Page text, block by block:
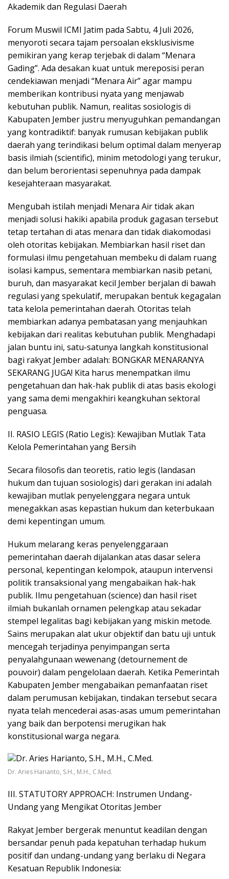
Akademik dan Regulasi Daerah
​Forum Muswil ICMI Jatim pada Sabtu, 4 Juli 2026,
menyoroti secara tajam persoalan eksklusivisme
pemikiran yang kerap terjebak di dalam “Menara
Gading”. Ada desakan kuat untuk mereposisi peran
cendekiawan menjadi “Menara Air” agar mampu
memberikan kontribusi nyata yang menjawab
kebutuhan publik. Namun, realitas sosiologis di
Kabupaten Jember justru menyuguhkan pemandangan
yang kontradiktif: banyak rumusan kebijakan publik
daerah yang terindikasi belum optimal dalam menyerap
basis ilmiah (scientific), minim metodologi yang terukur,
dan belum berorientasi sepenuhnya pada dampak
kesejahteraan masyarakat.
​Mengubah istilah menjadi Menara Air tidak akan
menjadi solusi hakiki apabila produk gagasan tersebut
tetap tertahan di atas menara dan tidak diakomodasi
oleh otoritas kebijakan. Membiarkan hasil riset dan
formulasi ilmu pengetahuan membeku di dalam ruang
isolasi kampus, sementara membiarkan nasib petani,
buruh, dan masyarakat kecil Jember berjalan di bawah
regulasi yang spekulatif, merupakan bentuk kegagalan
tata kelola pemerintahan daerah. Otoritas telah
membiarkan adanya pembatasan yang menjauhkan
kebijakan dari realitas kebutuhan publik. Menghadapi
jalan buntu ini, satu-satunya langkah konstitusional
bagi rakyat Jember adalah: BONGKAR MENARANYA
SEKARANG JUGA! Kita harus menempatkan ilmu
pengetahuan dan hak-hak publik di atas basis ekologi
yang sama demi mengakhiri keangkuhan sektoral
penguasa.
​II. RASIO LEGIS (Ratio Legis): Kewajiban Mutlak Tata
Kelola Pemerintahan yang Bersih
​Secara filosofis dan teoretis, ratio legis (landasan
hukum dan tujuan sosiologis) dari gerakan ini adalah
kewajiban mutlak penyelenggara negara untuk
menegakkan asas kepastian hukum dan keterbukaan
demi kepentingan umum.
​Hukum melarang keras penyelenggaraan
pemerintahan daerah dijalankan atas dasar selera
personal, kepentingan kelompok, ataupun intervensi
politik transaksional yang mengabaikan hak-hak
publik. Ilmu pengetahuan (science) dan hasil riset
ilmiah bukanlah ornamen pelengkap atau sekadar
stempel legalitas bagi kebijakan yang miskin metode.
Sains merupakan alat ukur objektif dan batu uji untuk
mencegah terjadinya penyimpangan serta
penyalahgunaan wewenang (detournement de
pouvoir) dalam pengelolaan daerah. Ketika Pemerintah
Kabupaten Jember mengabaikan pemanfaatan riset
dalam perumusan kebijakan, tindakan tersebut secara
nyata telah mencederai asas-asas umum pemerintahan
yang baik dan berpotensi merugikan hak
konstitusional warga negara.
Dr. Aries Harianto, S.H., M.H., C.Med.
​III. STATUTORY APPROACH: Instrumen Undang-
Undang yang Mengikat Otoritas Jember
​Rakyat Jember bergerak menuntut keadilan dengan
bersandar penuh pada kepatuhan terhadap hukum
positif dan undang-undang yang berlaku di Negara
Kesatuan Republik Indonesia: